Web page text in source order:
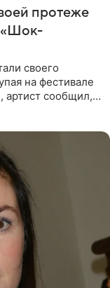
протеже
«Шок-
своего
на фестивале
артист сообщил,